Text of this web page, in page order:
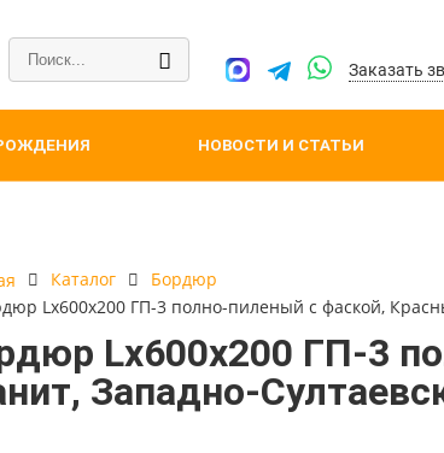
Заказать
НОВОСТИ И СТАТЬИ
Каталог
Бордюр
Lx600x200 ГП-3 полно-пиленый с фаской,
Lx600x200 ГП-3
Западно-